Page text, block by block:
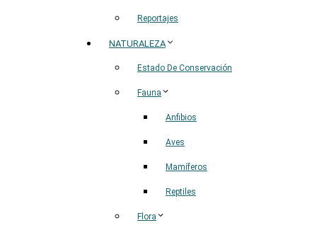
Reportajes
NATURALEZA
Estado De Conservación
Fauna
Anfibios
Aves
Mamíferos
Reptiles
Flora